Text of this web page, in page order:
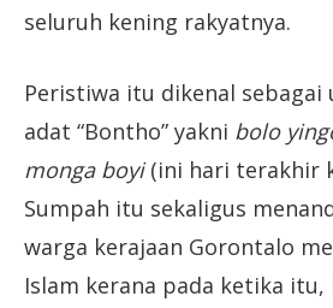
seluruh kening rakyatnya.
Peristiwa itu dikenal sebagai
adat “Bontho” yakni bolo
monga boyi(ini hari terakhir
Sumpah itu sekaligus
warga kerajaan Gorontalo
Islam kerana pada ketika itu,